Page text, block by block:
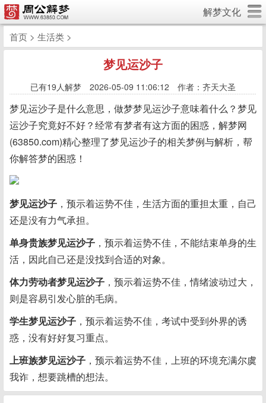
解梦文化
首页 > 生活类 >
梦见运沙子
已有19人解梦 2026-05-09 11:06:12 作者：齐天大圣
梦见运沙子是什么意思，做梦梦见运沙子意味着什么？梦见
运沙子究竟好不好？经常有梦者有这方面的困惑，解梦网
(63850.com)精心整理了梦见运沙子的相关梦例与解析，帮
你解答梦的困惑！
梦见运沙子 ，预示着运势不佳，生活方面的重担太重，自己
还是没有力气承担。
单身贵族梦见运沙子 ，预示着运势不佳，不能结束单身的生
活，因此自己还是没找到合适的对象。
体力劳动者梦见运沙子 ，预示着运势不佳，情绪波动过大，
则是容易引发心脏的毛病。
学生梦见运沙子 ，预示着运势不佳，考试中受到外界的诱
惑，没有好好复习重点。
上班族梦见运沙子 ，预示着运势不佳，上班的环境充满尔虞
我诈，想要跳槽的想法。